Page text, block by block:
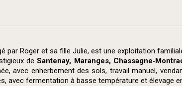
par Roger et sa fille Julie, est une exploitation
deSantenay, Maranges,
avec enherbement des sols, travail manuel,
avec fermentation à basse température et élevage